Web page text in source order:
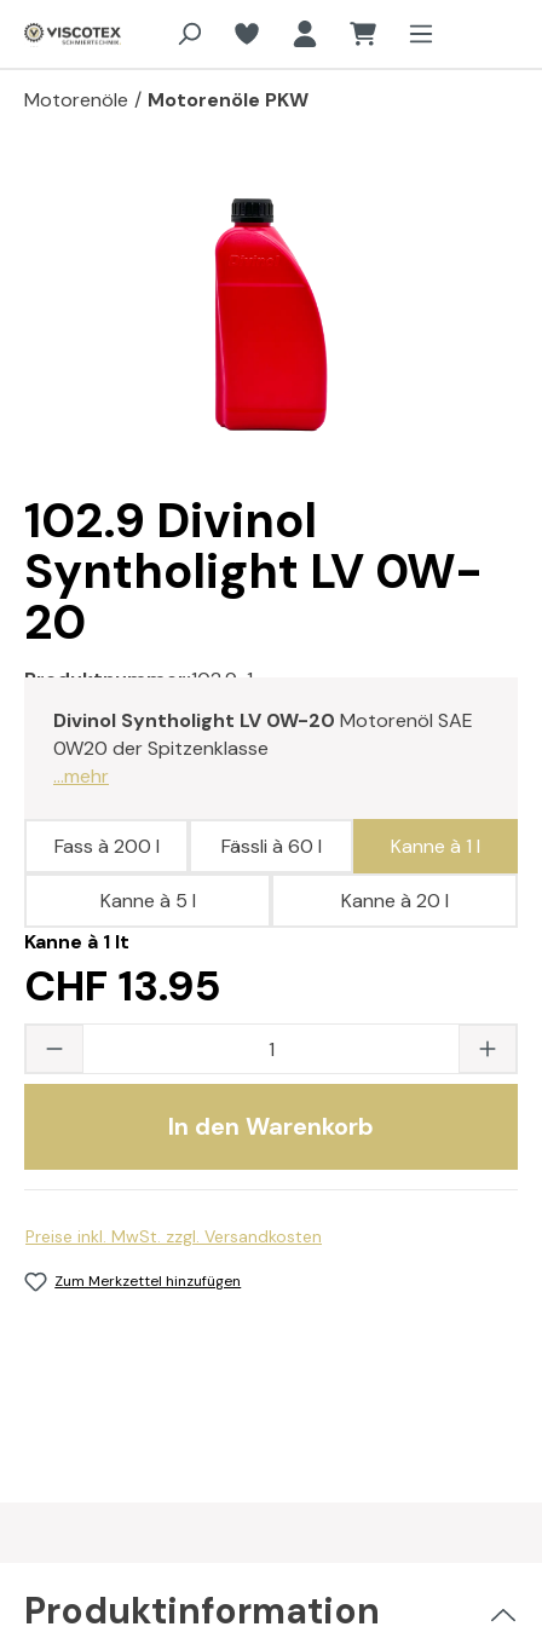
Zum Hauptinhalt springen
Motorenöle / Motorenöle PKW
102.9 Divinol
Syntholight LV 0W-
20
Produktnummer:102.9-1
Divinol Syntholight LV 0W-20 Motorenöl SAE
0W20 der Spitzenklasse
...mehr
Kanne à 1 lt
CHF 13.95
Fass à 200 l Fässli à 60 l Kanne à 1 l
Kanne à 5 l Kanne à 20 l
Produkt Anzahl: Gib den gewünschten
In den Warenkorb
Preise inkl. MwSt. zzgl. Versandkosten
Zum Merkzettel hinzufügen
Produktinformation